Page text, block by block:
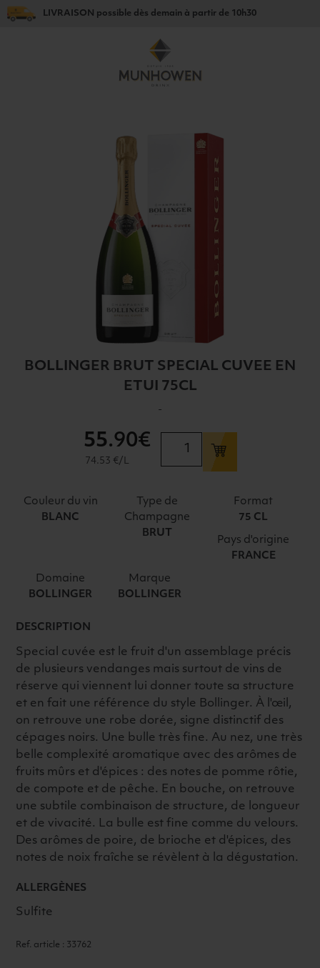
LIVRAISON possible dès demain à partir de 10h30
BOLLINGER BRUT SPECIAL CUVEE EN
ETUI 75CL
-
BOLLINGER
CUVEE
75CL
55.90€
74.53 €/L
Couleur du vin
BLANC
Type de
Champagne
BRUT
Format
75 CL
Pays d'origine
FRANCE
Domaine
BOLLINGER
Marque
BOLLINGER
DESCRIPTION
Special cuvée est le fruit d'un assemblage précis
de plusieurs vendanges mais surtout de vins de
réserve qui viennent lui donner toute sa structure
et en fait une référence du style Bollinger. À l'œil,
on retrouve une robe dorée, signe distinctif des
cépages noirs. Une bulle très fine. Au nez, une très
belle complexité aromatique avec des arômes de
fruits mûrs et d'épices : des notes de pomme rôtie,
de compote et de pêche. En bouche, on retrouve
une subtile combinaison de structure, de longueur
et de vivacité. La bulle est fine comme du velours.
Des arômes de poire, de brioche et d'épices, des
notes de noix fraîche se révèlent à la dégustation.
ALLERGÈNES
Sulfite
Ref. article : 33762